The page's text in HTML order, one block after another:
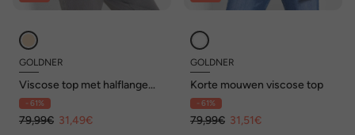
GOLDNER
Viscose top met halflange
mouwen
- 61%
79,99€ 31,49€
GOLDNER
Korte mouwen viscose top
- 61%
79,99€ 31,51€